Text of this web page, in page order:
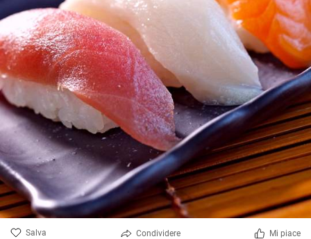
Salva Condividere Mi piace